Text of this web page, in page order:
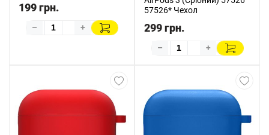
199 грн.
– +
57526* Чехол
299 грн.
– +